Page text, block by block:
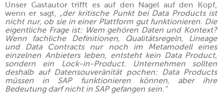
Unser Gastautor trifft es auf den Nagel auf den Kopf,
wenn er sagt, „der kritische Punkt bei Data Products ist
nicht nur, ob sie in einer Plattform gut funktionieren. Die
eigentliche Frage ist: Wem gehören Daten und Kontext?
Wenn fachliche Definitionen, Qualitätsregeln, Lineage
und Data Contracts nur noch im Metamodell eines
einzelnen Anbieters leben, entsteht kein Data Product,
sondern ein Lock-in-Product. Unternehmen sollten
deshalb auf Datensouveränität pochen: Data Products
müssen in SAP funktionieren können, aber ihre
Bedeutung darf nicht in SAP gefangen sein.“